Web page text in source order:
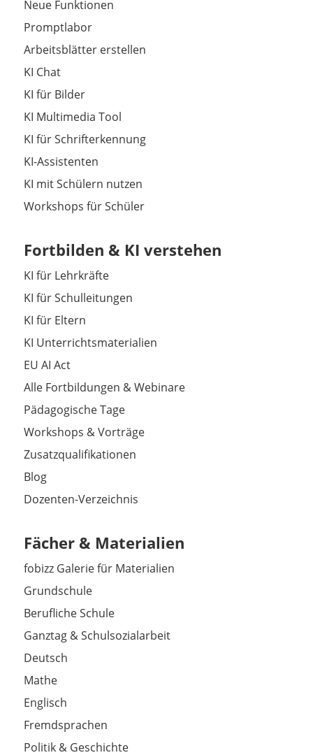
Neue Funktionen
Promptlabor
Arbeitsblätter erstellen
KI Chat
KI für Bilder
KI Multimedia Tool
KI für Schrifterkennung
KI-Assistenten
KI mit Schülern nutzen
Workshops für Schüler
Fortbilden & KI verstehen
KI für Lehrkräfte
KI für Schulleitungen
KI für Eltern
KI Unterrichtsmaterialien
EU AI Act
Alle Fortbildungen & Webinare
Pädagogische Tage
Workshops & Vorträge
Zusatzqualifikationen
Blog
Dozenten-Verzeichnis
Fächer & Materialien
fobizz Galerie für Materialien
Grundschule
Berufliche Schule
Ganztag & Schulsozialarbeit
Deutsch
Mathe
Englisch
Fremdsprachen
Politik & Geschichte